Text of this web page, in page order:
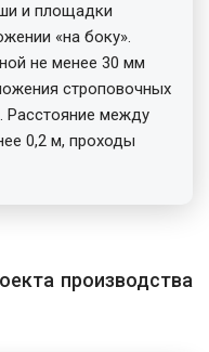
и площадки
«на боку».
не менее 30 мм
строповочных
Расстояние между
0,2 м, проходы
знаками.
рабочие чертежи
производства